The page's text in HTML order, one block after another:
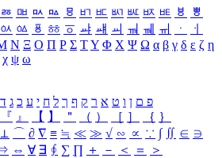
ㅭ ㅮ ㅯ ㅰ ㅱ ㅲ ㅳ ㅴ ㅵ ㅶ ㅷ ㅸ
ㅹ
ㆂ ㆃ ㆄ ㆅ ㆆ ㆇ ㆈ ㆉ ㆊ ㆋ ㆌ ㆍ
ㆎ
Ν Ξ Ο Π Ρ Σ ΤΥ Φ Χ Ψ Ω α β γ δ ε ζ η
χ ψ ω
פ ם ן ו ט א ר ק ף ך ל ח י ע כ ג ד
『 』 【 】 ＂ （ ） ［ ］ ｛ ｝
⊥ ⌒ ∂ ∇ ≡ ≒ ≪ ≫ √ ∽ ∝ ∵ ∫ ∬ ∈ ∋
⇔ ∀ ∃ ∮ ∑ ∏ ＋ － ＜ ＝
＞